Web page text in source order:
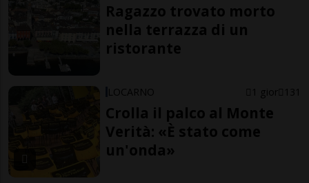
Ragazzo trovato morto
nella terrazza di un
ristorante
LOCARNO 1 gior 131
Crolla il palco al Monte
Verità: «È stato come
un'onda»